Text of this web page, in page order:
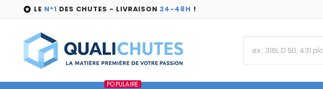
 LE N°1 DES CHUTES - LIVRAISON 24-48H !
POPULAIRE